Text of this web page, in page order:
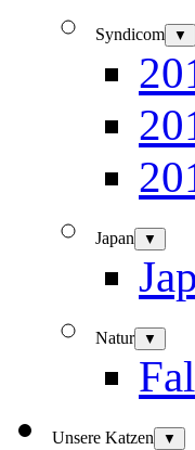
Syndicom ▼
Japan ▼
Natur ▼
Unsere Katzen ▼